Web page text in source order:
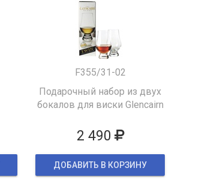
F355/31-02
Подарочный набор из двух
бокалов для виски Glencairn
2 490
ДОБАВИТЬ В КОРЗИНУ